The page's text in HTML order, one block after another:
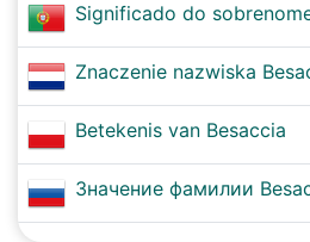
Significado do
Znaczenie nazwiska
Betekenis van Besaccia
Значение фамилии